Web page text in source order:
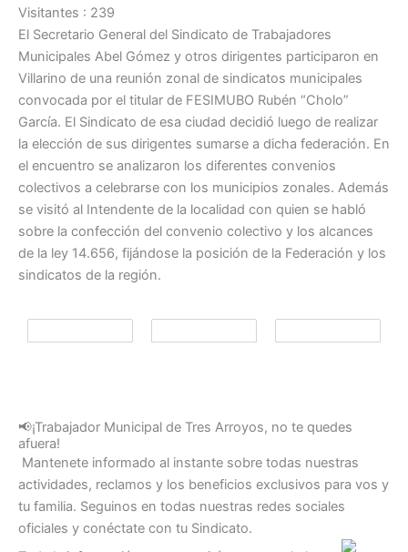
Visitantes : 239
El Secretario General del Sindicato de Trabajadores
Municipales Abel Gómez y otros dirigentes participaron en
Villarino de una reunión zonal de sindicatos municipales
convocada por el titular de FESIMUBO Rubén “Cholo”
García. El Sindicato de esa ciudad decidió luego de realizar
la elección de sus dirigentes sumarse a dicha federación. En
el encuentro se analizaron los diferentes convenios
colectivos a celebrarse con los municipios zonales. Además
se visitó al Intendente de la localidad con quien se habló
sobre la confección del convenio colectivo y los alcances
de la ley 14.656, fijándose la posición de la Federación y los
sindicatos de la región.
📢¡Trabajador Municipal de Tres Arroyos, no te quedes
afuera!
Mantenete informado al instante sobre todas nuestras
actividades, reclamos y los beneficios exclusivos para vos y
tu familia. Seguinos en todas nuestras redes sociales
oficiales y conéctate con tu Sindicato.